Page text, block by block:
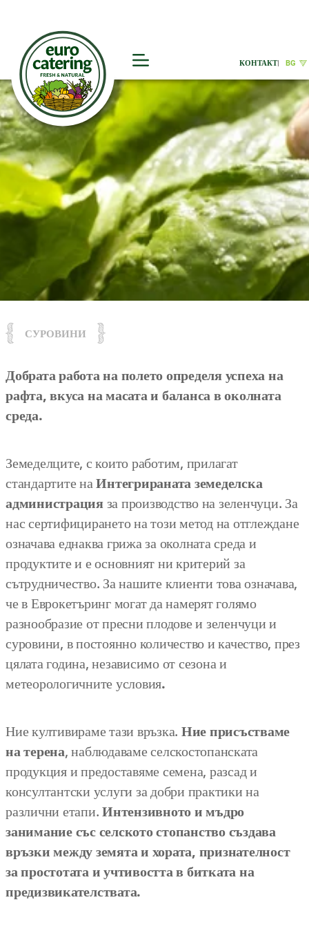
КОНТАКТ| BG
СУРОВИНИ
Добрата работа на полето определя успеха на
рафта, вкуса на масата и баланса в околната
среда.
Земеделците, с които работим, прилагат
стандартите наИнтегрираната земеделска
администрация за производство на зеленчуци. За
нас сертифицирането на този метод на отглеждане
означава еднаква грижа за околната среда и
продуктите и е основният ни критерий за
сътрудничество. За нашите клиенти това означава,
че в Еврокетъринг могат да намерят голямо
разнообразие от пресни плодове и зеленчуци и
суровини, в постоянно количество и качество, през
цялата година, независимо от сезона и
метеорологичните условия.
Ние култивираме тази връзка. Ние присъстваме
на терена, наблюдаваме селскостопанската
продукция и предоставяме семена, разсад и
консултантски услуги за добри практики на
различни етапи. Интензивното и мъдро
занимание със селското стопанство създава
връзки между земята и хората, признателност
за простотата и учтивостта в битката на
предизвикателствата.